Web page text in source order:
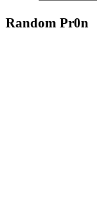
Random Pr0n